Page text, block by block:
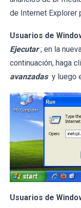
de Internet Explorer
Usuarios de
Ejecutar ; en la
continuación, haga
avanzadas y luego
Usuarios de